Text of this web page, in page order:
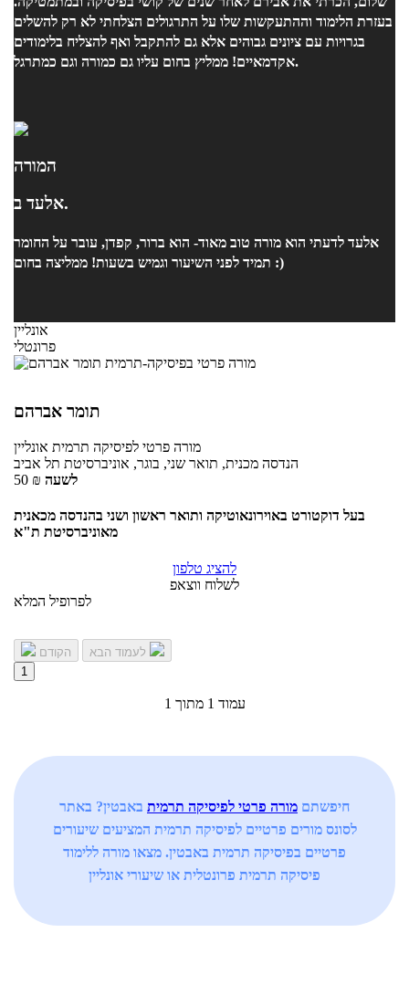
בעזרת הלימוד וההתעקשות שלו על התרגולים הצלחתי לא רק להשלים
בגרויות עם ציונים גבוהים אלא גם להתקבל ואף להצליח בלימודים
אקדמאיים! ממליץ בחום עליו גם כמורה וגם כמתרגל.
המורה
אלעד ב.
אלעד לדעתי הוא מורה טוב מאוד- הוא ברור, קפדן, עובר על החומר
תמיד לפני השיעור וגמיש בשעות! ממליצה בחום :)
אונליין
פרונטלי
תומר אברהם
מורה פרטי לפיסיקה תרמית אונליין
הנדסה מכנית, תואר שני, בוגר, אוניברסיטת תל אביב
50 ₪ לשעה
בעל דוקטורט באוירונאוטיקה ותואר ראשון ושני בהנדסה מכאנית
מאוניברסיטת ת"א
להציג טלפון
לשלוח ווצאפ
לפרופיל המלא
הקודם
1
עמוד 1 מתוך 1
חיפשתם מורה פרטי לפיסיקה תרמית באבטין? באתר
לסונס מורים פרטיים לפיסיקה תרמית המציעים שיעורים
פרטיים בפיסיקה תרמית באבטין. מצאו מורה ללימוד
פיסיקה תרמית פרונטלית או שיעורי אונליין